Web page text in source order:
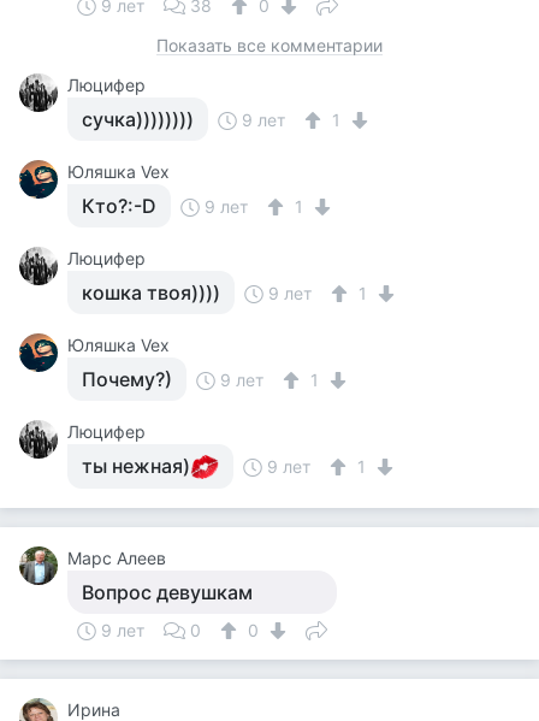
9 лет 38
0
Показать все комментарии
Люцифер
сучка)))))))) 9 лет 1
Юляшка Vex
Кто?:-D 9 лет 1
Люцифер
кошка твоя)))) 9 лет 1
Юляшка Vex
Почему?) 9 лет 1
Люцифер
ты нежная) 9 лет 1
Марс Алеев
Вопрос девушкам
9 лет 0 0
Ирина